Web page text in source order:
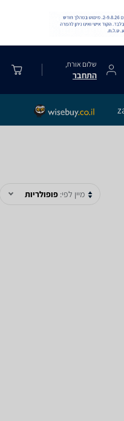
שלום אורח,
התחבר
מיין לפי: פופולריות